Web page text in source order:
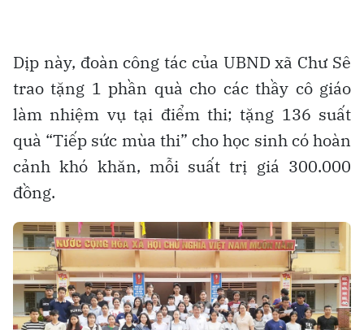
Dịp này, đoàn công tác của UBND xã Chư Sê
trao tặng 1 phần quà cho các thầy cô giáo
làm nhiệm vụ tại điểm thi; tặng 136 suất
quà “Tiếp sức mùa thi” cho học sinh có hoàn
cảnh khó khăn, mỗi suất trị giá 300.000
đồng.